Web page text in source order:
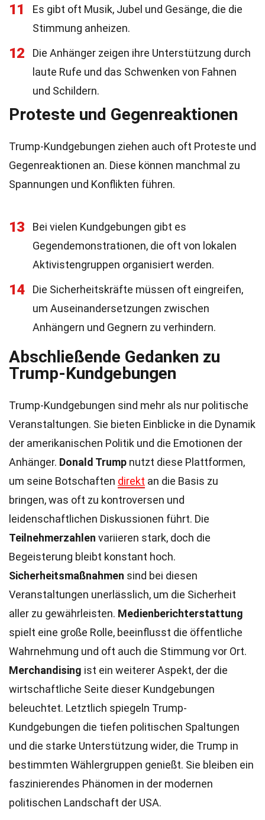
11
Es gibt oft Musik, Jubel und Gesänge, die die
Stimmung anheizen.
12
Die Anhänger zeigen ihre Unterstützung durch
laute Rufe und das Schwenken von Fahnen
und Schildern.
Proteste und Gegenreaktionen
Trump-Kundgebungen ziehen auch oft Proteste und
Gegenreaktionen an. Diese können manchmal zu
Spannungen und Konflikten führen.
13
Bei vielen Kundgebungen gibt es
Gegendemonstrationen, die oft von lokalen
Aktivistengruppen organisiert werden.
14
Die Sicherheitskräfte müssen oft eingreifen,
um Auseinandersetzungen zwischen
Anhängern und Gegnern zu verhindern.
Abschließende Gedanken zu
Trump-Kundgebungen
Trump-Kundgebungen sind mehr als nur politische
Veranstaltungen. Sie bieten Einblicke in die Dynamik
der amerikanischen Politik und die Emotionen der
Anhänger. Donald Trump nutzt diese Plattformen,
um seine Botschaften direkt an die Basis zu
bringen, was oft zu kontroversen und
leidenschaftlichen Diskussionen führt. Die
Teilnehmerzahlen variieren stark, doch die
Begeisterung bleibt konstant hoch.
Sicherheitsmaßnahmen sind bei diesen
Veranstaltungen unerlässlich, um die Sicherheit
aller zu gewährleisten. Medienberichterstattung
spielt eine große Rolle, beeinflusst die öffentliche
Wahrnehmung und oft auch die Stimmung vor Ort.
Merchandising ist ein weiterer Aspekt, der die
wirtschaftliche Seite dieser Kundgebungen
beleuchtet. Letztlich spiegeln Trump-
Kundgebungen die tiefen politischen Spaltungen
und die starke Unterstützung wider, die Trump in
bestimmten Wählergruppen genießt. Sie bleiben ein
faszinierendes Phänomen in der modernen
politischen Landschaft der USA.